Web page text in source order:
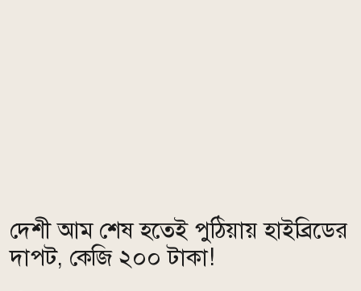
দেশী আম শেষ হতেই পুঠিয়ায় হাইব্রিডের
দাপট, কেজি ২০০ টাকা!